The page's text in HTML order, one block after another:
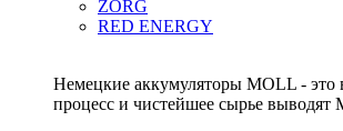
ZORG
RED ENERGY
Немецкие аккумуляторы MOLL - это
процесс и чистейшее сырье